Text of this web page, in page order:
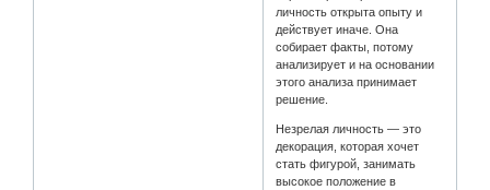
личность открыта опыту и
действует иначе. Она
собирает факты, потому
анализирует и на основании
этого анализа принимает
решение.
Незрелая личность — это
декорация, которая хочет
стать фигурой, занимать
высокое положение в